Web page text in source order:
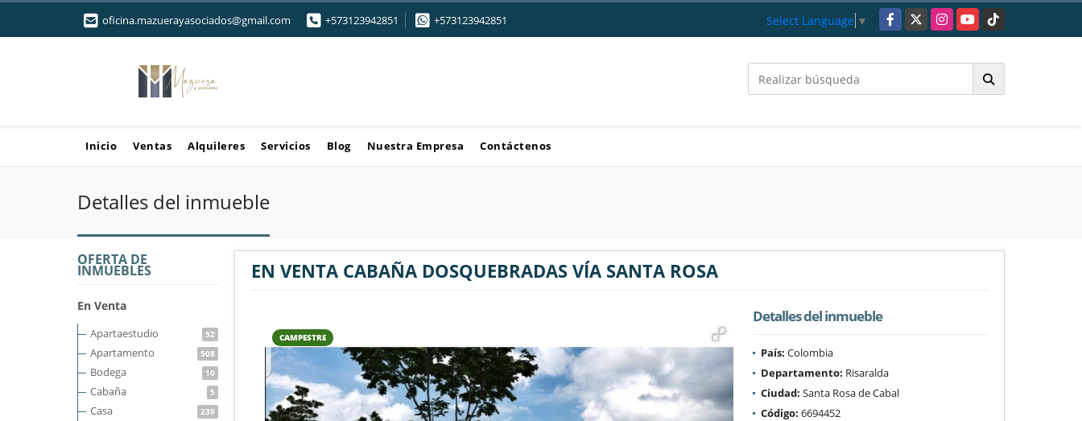
oficina.mazuerayasociados@gmail.com +573123942851 +573123942851 Select Language ▼ Facebook
X InstagramYouTubeTikTok
Inicio Ventas Alquileres Servicios Blog Nuestra Empresa Contáctenos
Detalles del inmueble
OFERTA DE
INMUEBLES
En Venta
Apartaestudio 52
Apartamento 508
Bodega 10
Cabaña 5
Casa 239
EN VENTA CABAÑA DOSQUEBRADAS VÍA SANTA ROSA
CAMPESTRE
Detalles del inmueble
País: Colombia
Departamento: Risaralda
Ciudad: Santa Rosa de Cabal
Código: 6694452